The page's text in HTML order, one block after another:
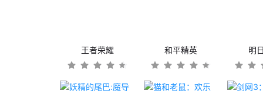
王者荣耀 和平精英 明